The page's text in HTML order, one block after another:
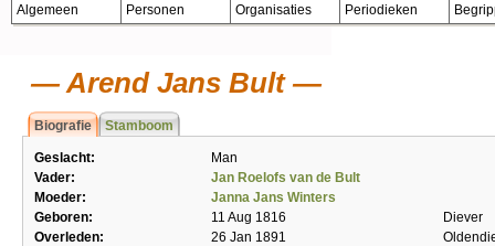
Algemeen Personen Organisaties Periodieken
Arend Jans Bult
Biografie Stamboom
Geslacht:
Man
Vader:
Jan Roelofs van de Bult
Moeder:
Janna Jans Winters
Geboren:
11 Aug 1816
Diever
Overleden:
26 Jan 1891